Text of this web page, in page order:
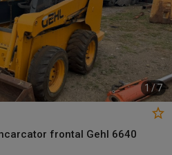
1/7
frontal Gehl 6640